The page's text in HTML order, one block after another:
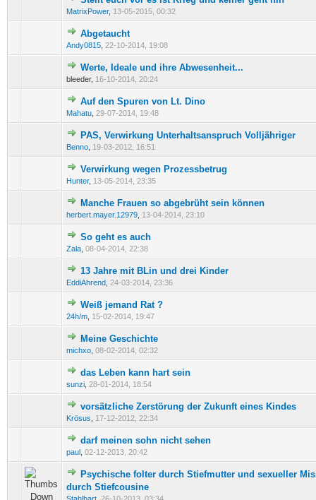
MatrixPower, 13-05-2015, 00:32
0 Bewertung(en) - 0 von 5 durchschnittlich
12 345
Abgetaucht
Andy0815 22-10-2014, 19:08
0 Bewertung(en) - 0 von 5 durchschnittlich
123
Werte, Ideale und ihre Abwesenheit...
bleeder, 16-10-2014, 20:24
0 Bewertung(en) - 0 von 5 durchschnittlich
1234 5
Auf den Spuren von Lt. Dino
Mahatu 29-07-2014, 19:48
0 Bewertung(en) - 0 von 5 durchschnittlich
12345
PAS, Verwirkung Unterhaltsanspruch Volljähriger
Benno 19-03-2012, 16:51
0 Bewertung(en) - 0 von 5 durchschnittlich
123 45
Verwirkung wegen Prozessbetrug
Hunter, 13-05-2014, 23:35
0 Bewertung(en) - 0 von 5 durchschnittlich
123 45
Manche Frauen so abgebrüht sein können
herbert.mayer.12979 13-04-2014, 23:10
0 Bewertung(en) - 0 von 5 durchschnittlich
1 2345
So geht es auch
Zala 08-04-2014, 22:38
0 Bewertung(en) - 0 von 5 durchschnittlich
12 345
13 Jahre mit BLin und drei Kinder
EddiAhrend 24-03-2014, 23:36
0 Bewertung(en) - 0 von 5 durchschnittlich
12345
Weiß jemand Rat ?
24h/m 15-02-2014, 19:47
0 Bewertung(en) - 0 von 5 durchschnittlich
1234 5
Meine Geschichte
michxo 08-02-2014, 02:32
0 Bewertung(en) - 0 von 5 durchschnittlich
12345
das Leben kann hart sein
sunzi 28-01-2014, 18:54
0 Bewertung(en) - 0 von 5 durchschnittlich
12 345
vorsätzliche Zerstörung der Zukunft eines Kindes
Krösus 17-12-2012, 22:34
0 Bewertung(en) - 0 von 5 durchschnittlich
12345
darf meinen sohn nicht sehen
paul 02-12-2013, 20:42
0 Bewertung(en) - 0 von 5 durchschnittlich
123 45
Psychische folter durch Stiefmutter und sexueller
durch Stiefcousine
0 Bewertung(en) - 0 von 5 durchschnittlich
12345